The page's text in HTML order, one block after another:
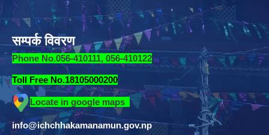
सम्पर्क विवरण
Phone No.056-410111, 056-410122
Toll Free No.18105000200
Locate in google maps
info@ichchhakamanamun.gov.np